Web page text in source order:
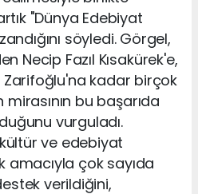
"Dünya Edebiyat
söyledi. Görgel,
Necip Fazıl Kısakürek'e,
Zarifoğlu'na kadar birçok
bu başarıda
vurguladı.
ve edebiyat
amacıyla çok sayıda
verildiğini,